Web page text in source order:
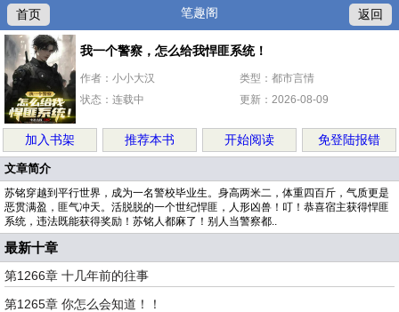
首页 笔趣阁 返回
我一个警察，怎么给我悍匪系统！
作者：小小大汉
类型：都市言情
状态：连载中
更新：2026-08-09
加入书架 推荐本书 开始阅读 免登陆报错
文章简介
苏铭穿越到平行世界，成为一名警校毕业生。身高两米二，体重四百斤，气质更是
恶贯满盈，匪气冲天。活脱脱的一个世纪悍匪，人形凶兽！叮！恭喜宿主获得悍匪
系统，违法既能获得奖励！苏铭人都麻了！别人当警察都..
最新十章
第1266章 十几年前的往事
第1265章 你怎么会知道！！